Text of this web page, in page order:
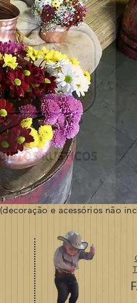
e acessórios não